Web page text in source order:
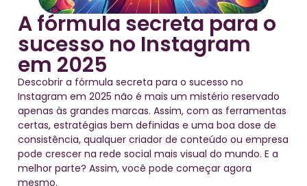
A fórmula secreta para o
sucesso no Instagram
em 2025
Descobrir a fórmula secreta para o sucesso no
Instagram em 2025 não é mais um mistério reservado
apenas às grandes marcas. Assim, com as ferramentas
certas, estratégias bem definidas e uma boa dose de
consistência, qualquer criador de conteúdo ou empresa
pode crescer na rede social mais visual do mundo. E a
melhor parte? Assim, você pode começar agora
mesmo.